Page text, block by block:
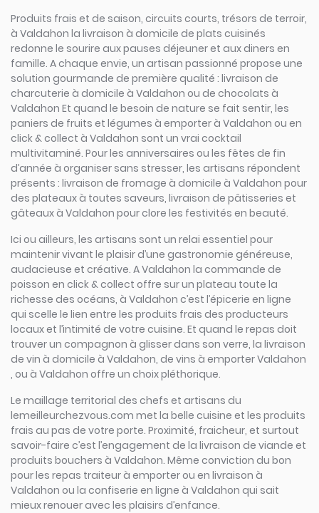
Produits frais et de saison, circuits courts, trésors de terroir,
à Valdahon la livraison à domicile de plats cuisinés
redonne le sourire aux pauses déjeuner et aux diners en
famille. A chaque envie, un artisan passionné propose une
solution gourmande de première qualité : livraison de
charcuterie à domicile à Valdahon ou de chocolats à
Valdahon Et quand le besoin de nature se fait sentir, les
paniers de fruits et légumes à emporter à Valdahon ou en
click & collect à Valdahon sont un vrai cocktail
multivitaminé. Pour les anniversaires ou les fêtes de fin
d’année à organiser sans stresser, les artisans répondent
présents : livraison de fromage à domicile à Valdahon pour
des plateaux à toutes saveurs, livraison de pâtisseries et
gâteaux à Valdahon pour clore les festivités en beauté.
Ici ou ailleurs, les artisans sont un relai essentiel pour
maintenir vivant le plaisir d’une gastronomie généreuse,
audacieuse et créative. A Valdahon la commande de
poisson en click & collect offre sur un plateau toute la
richesse des océans, à Valdahon c’est l’épicerie en ligne
qui scelle le lien entre les produits frais des producteurs
locaux et l’intimité de votre cuisine. Et quand le repas doit
trouver un compagnon à glisser dans son verre, la livraison
de vin à domicile à Valdahon, de vins à emporter Valdahon
, ou à Valdahon offre un choix pléthorique.
Le maillage territorial des chefs et artisans du
lemeilleurchezvous.com met la belle cuisine et les produits
frais au pas de votre porte. Proximité, fraicheur, et surtout
savoir-faire c’est l’engagement de la livraison de viande et
produits bouchers à Valdahon. Même conviction du bon
pour les repas traiteur à emporter ou en livraison à
Valdahon ou la confiserie en ligne à Valdahon qui sait
mieux renouer avec les plaisirs d’enfance.